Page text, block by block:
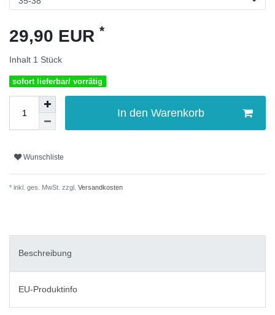
29,90 EUR *
Inhalt 1 Stück
sofort lieferbar/ vorrätig
In den Warenkorb
Wunschliste
* inkl. ges. MwSt. zzgl. Versandkosten
Beschreibung
EU-Produktinfo